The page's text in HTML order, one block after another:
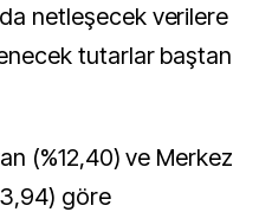
netleşecek verilere
tutarlar baştan
(%12,40) ve Merkez
göre